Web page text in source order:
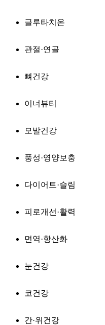
글루타치온
관절·연골
뼈건강
이너뷰티
모발건강
풍성·영양보충
다이어트·슬림
피로개선·활력
면역·항산화
눈건강
코건강
간·위건강